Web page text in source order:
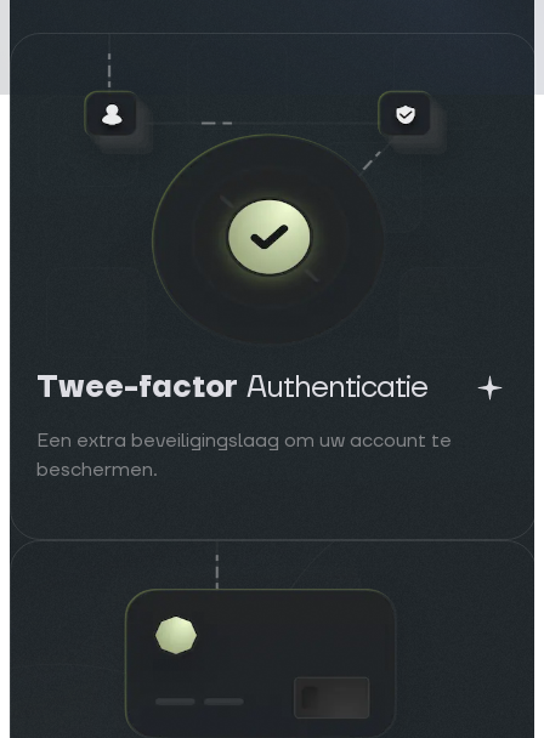
Twee-factor Authenticatie
Een extra beveiligingslaag om uw account te
beschermen.